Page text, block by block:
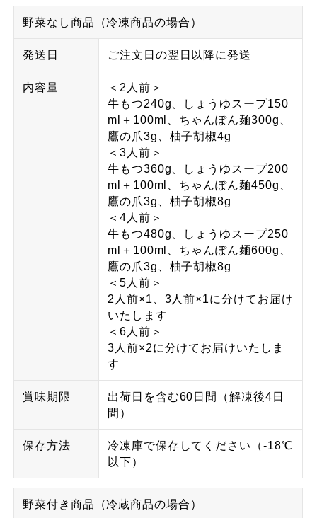
野菜なし商品（冷凍商品の場合）
発送日 ご注文日の翌日以降に発送
内容量
＜2人前＞
牛もつ240g、しょうゆスープ150
ml＋100ml、ちゃんぽん麺300g、
鷹の爪3g、柚子胡椒4g
＜3人前＞
牛もつ360g、しょうゆスープ200
ml＋100ml、ちゃんぽん麺450g、
鷹の爪3g、柚子胡椒8g
＜4人前＞
牛もつ480g、しょうゆスープ250
ml＋100ml、ちゃんぽん麺600g、
鷹の爪3g、柚子胡椒8g
＜5人前＞
2人前×1、3人前×1に分けてお届け
いたします
＜6人前＞
3人前×2に分けてお届けいたしま
す
賞味期限
出荷日を含む60日間（解凍後4日
間）
保存方法
冷凍庫で保存してください（-18℃
以下）
野菜付き商品（冷蔵商品の場合）